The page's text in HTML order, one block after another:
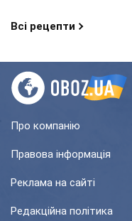
Всі рецепти
Про компанію
Правова інформація
Реклама на сайті
Редакційна політика